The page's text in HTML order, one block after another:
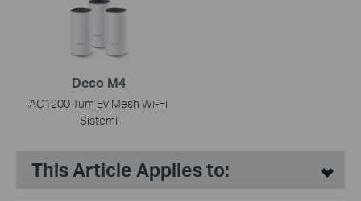
Deco M4
AC1200 Tüm Ev Mesh Wi-Fi
Sistemi
This Article Applies to: